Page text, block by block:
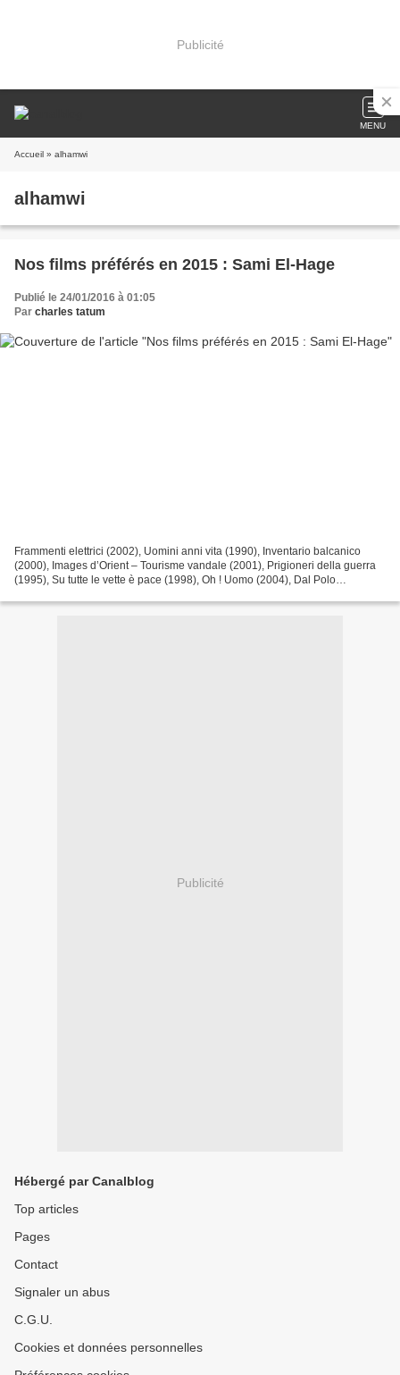
Publicité
MENU
Accueil » alhamwi
alhamwi
Nos films préférés en 2015 : Sami El-Hage
Publié le 24/01/2016 à 01:05
Par charles tatum
Frammenti elettrici (2002), Uomini anni vita (1990), Inventario balcanico
(2000), Images d’Orient – Tourisme vandale (2001), Prigioneri della guerra
(1995), Su tutte le vette è pace (1998), Oh ! Uomo (2004), Dal Polo
Publicité
Hébergé par Canalblog
Top articles
Pages
Contact
Signaler un abus
C.G.U.
Cookies et données personnelles